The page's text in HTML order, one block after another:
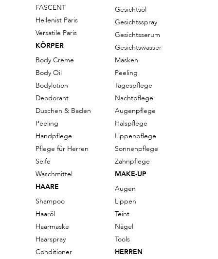
FASCENT
Hellenist Paris
Versatile Paris
KÖRPER
Body Creme
Body Oil
Bodylotion
Deodorant
Duschen & Baden
Peeling
Handpflege
Pflege für Herren
Seife
Waschmittel
HAARE
Shampoo
Haaröl
Haarmaske
Haarspray
Conditioner
Gesichtsöl
Gesichtsspray
Gesichtsserum
Gesichtswasser
Masken
Peeling
Tagespflege
Nachtpflege
Augenpflege
Halspflege
Lippenpflege
Sonnenpflege
Zahnpflege
MAKE-UP
Augen
Lippen
Teint
Nägel
Tools
HERREN